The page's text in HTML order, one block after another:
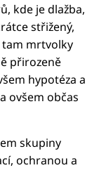
kde je dlažba,
střižený,
tam mrtvolky
přirozeně
hypotéza a
ovšem občas
skupiny
ochranou a